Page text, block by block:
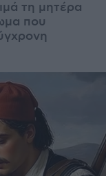
τη μητέρα
που